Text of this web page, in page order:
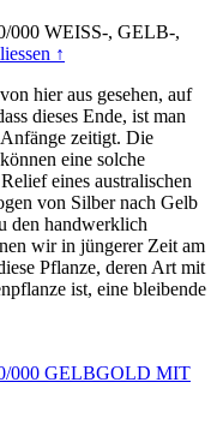
000 WEISS-, GELB-,
↑
hier aus gesehen, auf
dieses Ende, ist man
zeitigt. Die
eine solche
eines australischen
von Silber nach Gelb
den handwerklich
wir in jüngerer Zeit am
Pflanze, deren Art mit
ist, eine bleibende
000 GELBGOLD MIT